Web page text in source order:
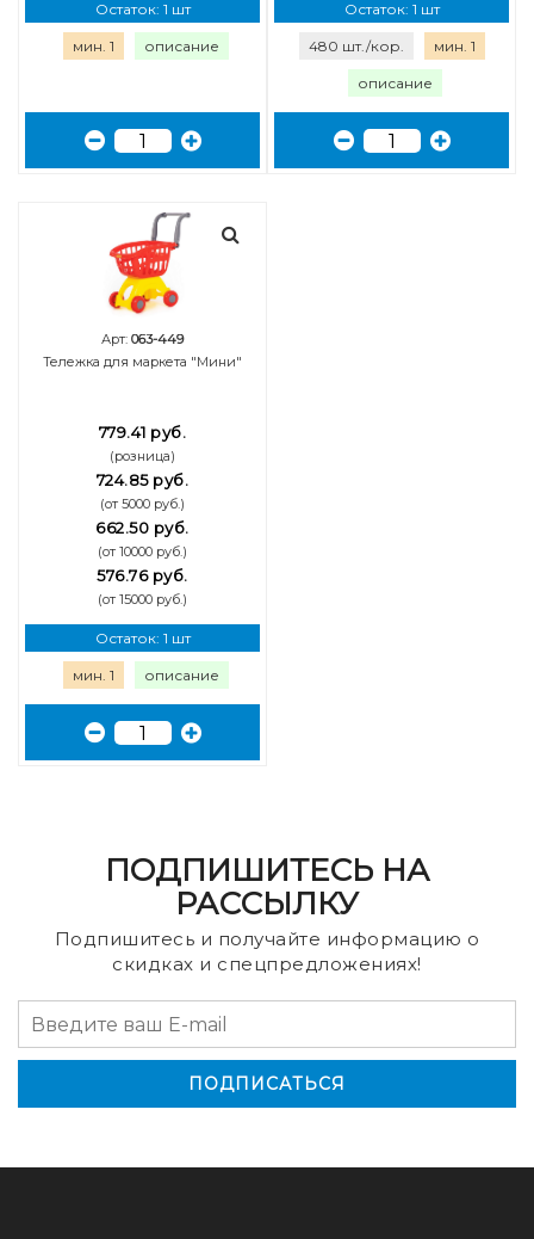
Остаток: 1 шт
мин. 1 описание
Остаток: 1 шт
480 шт./кор. мин. 1
описание
Арт: 063-449
Тележка для маркета "Мини"
779.41 руб.
(розница)
724.85 руб.
(от 5000 руб.)
662.50 руб.
(от 10000 руб.)
576.76 руб.
(от 15000 руб.)
Остаток: 1 шт
мин. 1 описание
ПОДПИШИТЕСЬ НА
РАССЫЛКУ
Подпишитесь и получайте информацию о
скидках и спецпредложениях!